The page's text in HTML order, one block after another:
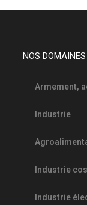
NOS
Armement,
Industrie
Industrie
Industrie